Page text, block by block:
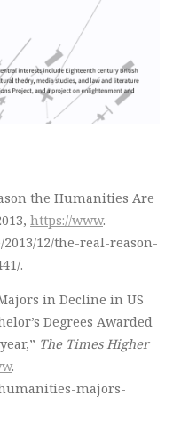
the Humanities Are
https://www.
12/the-real-reason-
.
in Decline in US
Degrees Awarded
The Times Higher
.
majors-